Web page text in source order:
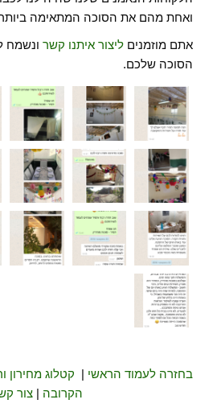
ואחת מהם את הסוכה המתאימה
אתם מוזמנים ליצור איתנו קשר ונשמח
הסוכה שלכם.
בחזרה לעמוד הראשי | קטלוג מחירון
הקרובה | צור